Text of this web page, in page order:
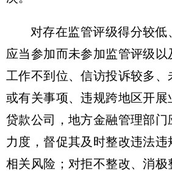
对存在监管评级得分较低
应当参加而未参加监管评级
工作不到位、信访投诉较多
或有关事项、违规跨地区开展
贷款公司，地方金融管理部门
力度，督促其及时整改违法
相关风险；对拒不整改、消